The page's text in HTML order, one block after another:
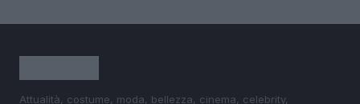
Attualità, costume, moda, bellezza, cinema, celebrity,